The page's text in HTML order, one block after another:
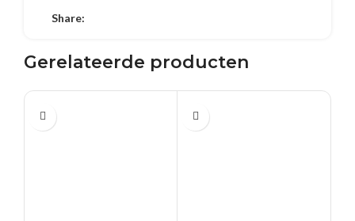
Share:
Gerelateerde producten
0.5 L 0.5 L